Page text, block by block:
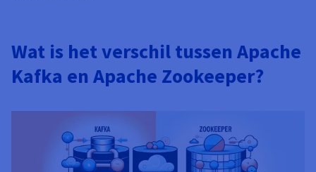
Wat is het verschil tussen Apache
Kafka en Apache Zookeeper?